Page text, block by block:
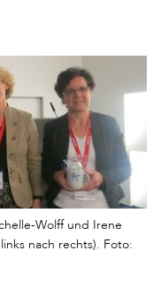
Wolff und Irene
nach rechts). Foto: